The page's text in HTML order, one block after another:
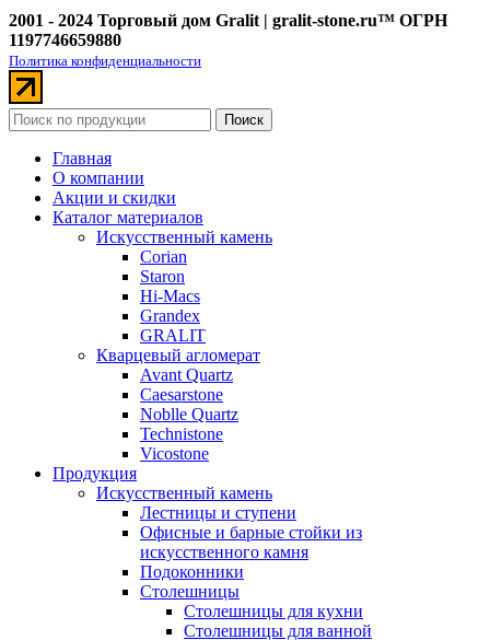
2001 - 2024 Торговый дом Gralit | gralit-stone.ru™ ОГРН
1197746659880
Политика конфиденциальности
Поиск
Главная
О компании
Акции и скидки
Каталог материалов
Искусственный камень
Corian
Staron
Hi-Macs
Grandex
GRALIT
Кварцевый агломерат
Avant Quartz
Caesarstone
Noblle Quartz
Technistone
Vicostone
Продукция
Искусственный камень
Лестницы и ступени
Офисные и барные стойки из
искусственного камня
Подоконники
Столешницы
Столешницы для кухни
Столешницы для ванной